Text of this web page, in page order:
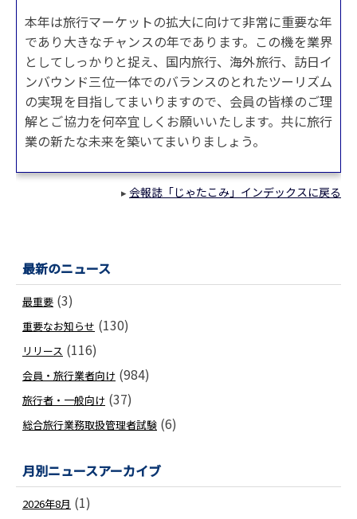
本年は旅行マーケットの拡大に向けて非常に重要な年
であり大きなチャンスの年であります。この機を業界
としてしっかりと捉え、国内旅行、海外旅行、訪日イ
ンバウンド三位一体でのバランスのとれたツーリズム
の実現を目指してまいりますので、会員の皆様のご理
解とご協力を何卒宜しくお願いいたします。共に旅行
業の新たな未来を築いてまいりましょう。
▸ 会報誌「じゃたこみ」インデックスに戻る
最新のニュース
最重要 (3)
重要なお知らせ (130)
リリース (116)
会員・旅行業者向け (984)
旅行者・一般向け (37)
総合旅行業務取扱管理者試験 (6)
月別ニュースアーカイブ
2026年8月 (1)